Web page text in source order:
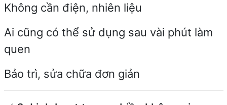
Không cần điện, nhiên liệu
Ai cũng có thể sử dụng sau vài phút làm
quen
Bảo trì, sửa chữa đơn giản